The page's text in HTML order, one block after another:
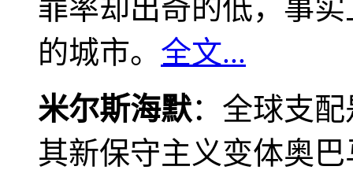
罪率却出奇的低，事
的城市。 全文...
米尔斯海默：全球支
其新保守主义变体奥